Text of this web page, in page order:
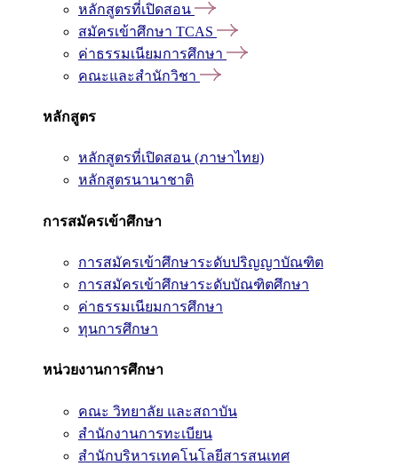
หลักสูตรที่เปิดสอน
สมัครเข้าศึกษา TCAS
ค่าธรรมเนียมการศึกษา
คณะและสำนักวิชา
หลักสูตร
หลักสูตรที่เปิดสอน (ภาษาไทย)
หลักสูตรนานาชาติ
การสมัครเข้าศึกษา
การสมัครเข้าศึกษาระดับปริญญาบัณฑิต
การสมัครเข้าศึกษาระดับบัณฑิตศึกษา
ค่าธรรมเนียมการศึกษา
ทุนการศึกษา
หน่วยงานการศึกษา
คณะ วิทยาลัย และสถาบัน
สำนักงานการทะเบียน
สำนักบริหารเทคโนโลยีสารสนเทศ